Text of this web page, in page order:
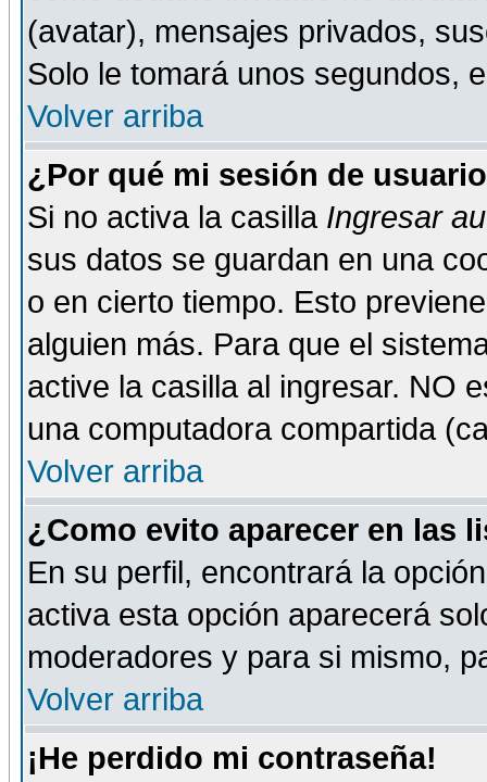
(avatar), mensajes privados,
Solo le tomará unos segundos,
Volver arriba
¿Por qué mi sesión de
Si no activa la casilla Ingresar
sus datos se guardan en una
o en cierto tiempo. Esto
alguien más. Para que el
active la casilla al ingresar. NO
una computadora compartida
Volver arriba
¿Como evito aparecer en las
En su perfil, encontrará la
activa esta opción aparecerá
moderadores y para si mismo,
Volver arriba
¡He perdido mi contraseña!